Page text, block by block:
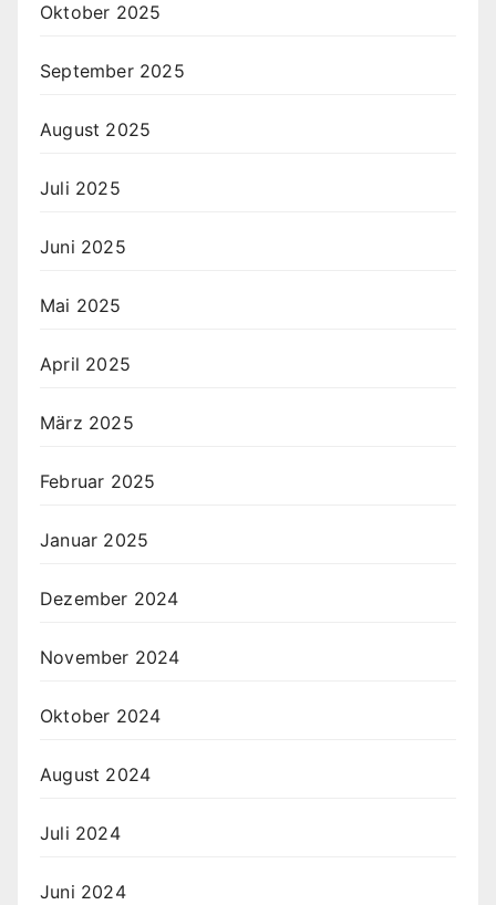
Oktober 2025
September 2025
August 2025
Juli 2025
Juni 2025
Mai 2025
April 2025
März 2025
Februar 2025
Januar 2025
Dezember 2024
November 2024
Oktober 2024
August 2024
Juli 2024
Juni 2024